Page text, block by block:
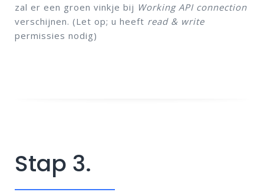
zal er een groen vinkje bij Working API connection
verschijnen. (Let op; u heeft read & write
permissies nodig)
Stap 3.